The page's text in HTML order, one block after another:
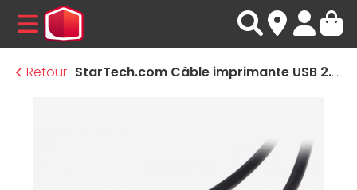
MENU
Retour
StarTech.com Câble imprimante USB 2.0 (A/B) Noir - 5m